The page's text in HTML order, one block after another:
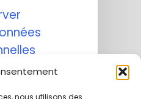
nous utilisons des